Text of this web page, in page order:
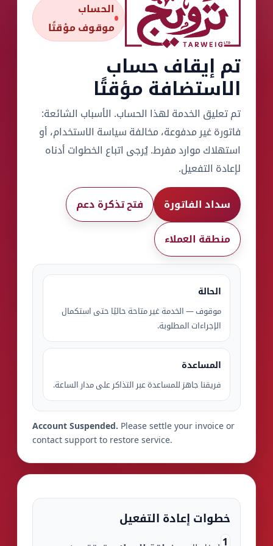
الحساب
موقوف مؤقتًا
تم إيقاف حساب
الاستضافة مؤقتًا
تم تعليق الخدمة لهذا الحساب. الأسباب الشائعة:
فاتورة غير مدفوعة، مخالفة سياسة الاستخدام، أو
استهلاك موارد مفرط. يُرجى اتباع الخطوات أدناه
لإعادة التفعيل.
سداد الفاتورة فتح تذكرة دعم
منطقة العملاء
الحالة
موقوف — الخدمة غير متاحة حاليًا حتى استكمال
الإجراءات المطلوبة.
المساعدة
فريقنا جاهز للمساعدة عبر التذاكر على مدار الساعة.
Account Suspended. Please settle your invoice or
contact support to restore service.
خطوات إعادة التفعيل
1